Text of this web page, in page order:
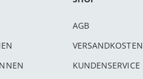
AGB
VERSANDKOSTEN
KUNDENSERVICE